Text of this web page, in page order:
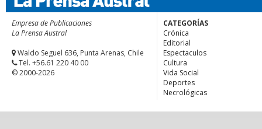
Empresa de Publicaciones
La Prensa Austral
Waldo Seguel 636, Punta Arenas, Chile
Tel. +56.61 220 40 00
© 2000-2026
CATEGORÍAS
Crónica
Editorial
Espectaculos
Cultura
Vida Social
Deportes
Necrológicas